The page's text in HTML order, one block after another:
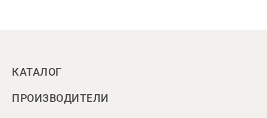
КАТАЛОГ
ПРОИЗВОДИТЕЛИ